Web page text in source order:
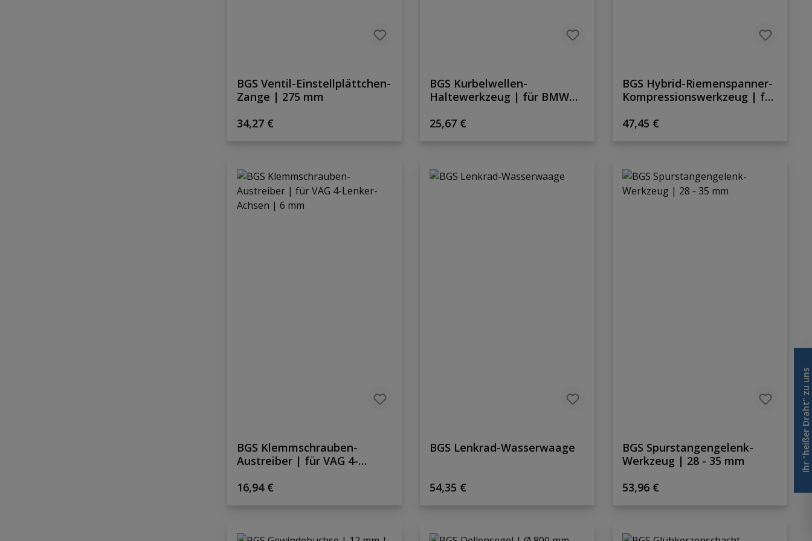
BGS Ventil-Einstellplättchen-
Zange | 275 mm
Regulärer Preis:
34,27 €
BGS Kurbelwellen-
Haltewerkzeug | für BMW
Regulärer Preis:
25,67 €
BGS Hybrid-Riemenspanner-
Kompressionswerkzeug | für
Regulärer Preis:
47,45 €
BGS Klemmschrauben-
Austreiber | für VAG 4-
Regulärer Preis:
16,94 €
BGS Lenkrad-Wasserwaage
Regulärer Preis:
54,35 €
BGS Spurstangengelenk-
Werkzeug | 28 - 35 mm
Regulärer Preis:
53,96 €
Ihr "heißer Draht" zu uns